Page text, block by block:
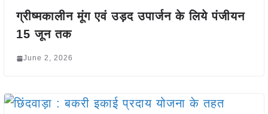
ग्रीष्मकालीन मूंग एवं उड़द उपार्जन के लिये पंजीयन
15 जून तक
June 2, 2026